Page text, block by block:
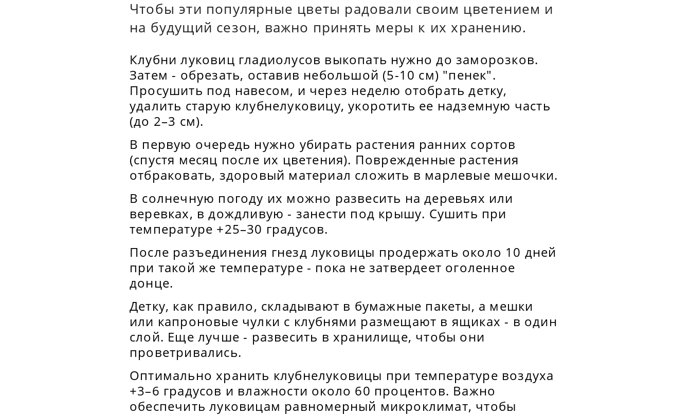
Чтобы эти популярные цветы радовали своим цветением и
на будущий сезон, важно принять меры к их хранению.
Клубни луковиц гладиолусов выкопать нужно до заморозков.
Затем - обрезать, оставив небольшой (5-10 см) "пенек".
Просушить под навесом, и через неделю отобрать детку,
удалить старую клубнелуковицу, укоротить ее надземную часть
(до 2–3 см).
В первую очередь нужно убирать растения ранних сортов
(спустя месяц после их цветения). Поврежденные растения
отбраковать, здоровый материал сложить в марлевые мешочки.
В солнечную погоду их можно развесить на деревьях или
веревках, в дождливую - занести под крышу. Сушить при
температуре +25–30 градусов.
После разъединения гнезд луковицы продержать около 10 дней
при такой же температуре - пока не затвердеет оголенное
донце.
Детку, как правило, складывают в бумажные пакеты, а мешки
или капроновые чулки с клубнями размещают в ящиках - в один
слой. Еще лучше - развесить в хранилище, чтобы они
проветривались.
Оптимально хранить клубнелуковицы при температуре воздуха
+3–6 градусов и влажности около 60 процентов. Важно
обеспечить луковицам равномерный микроклимат, чтобы